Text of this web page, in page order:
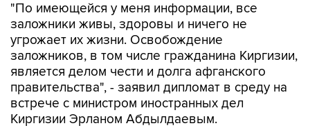
"По имеющейся у меня информации, все
заложники живы, здоровы и ничего не
угрожает их жизни. Освобождение
заложников, в том числе гражданина Киргизии,
является делом чести и долга афганского
правительства", - заявил дипломат в среду на
встрече с министром иностранных дел
Киргизии Эрланом Абдылдаевым.